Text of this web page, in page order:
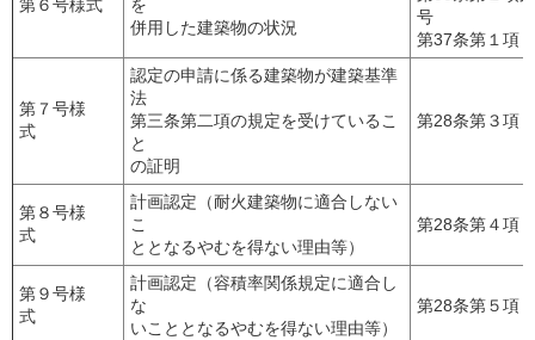
第６号様式
を
併用した建築物の状況
号
第37条第１項
第７号様
式
認定の申請に係る建築物が建築基準
法
第三条第二項の規定を受けているこ
と
の証明
第28条第３項
第８号様
式
計画認定（耐火建築物に適合しない
こ
ととなるやむを得ない理由等）
第28条第４項
第９号様
式
計画認定（容積率関係規定に適合し
な
いこととなるやむを得ない理由等）
第28条第５項